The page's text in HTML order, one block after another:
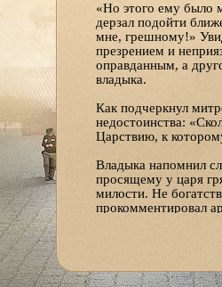
«Но этого ему было
дерзал подойти
мне, грешному!»
презрением и
оправданным, а
владыка.
Как подчеркнул
недостоинства:
Царствию, к
Владыка напомнил
просящему у царя
милости. Не
прокомментировал
Туда идут те, кто
жалобу, хочет,
такой
такому можно